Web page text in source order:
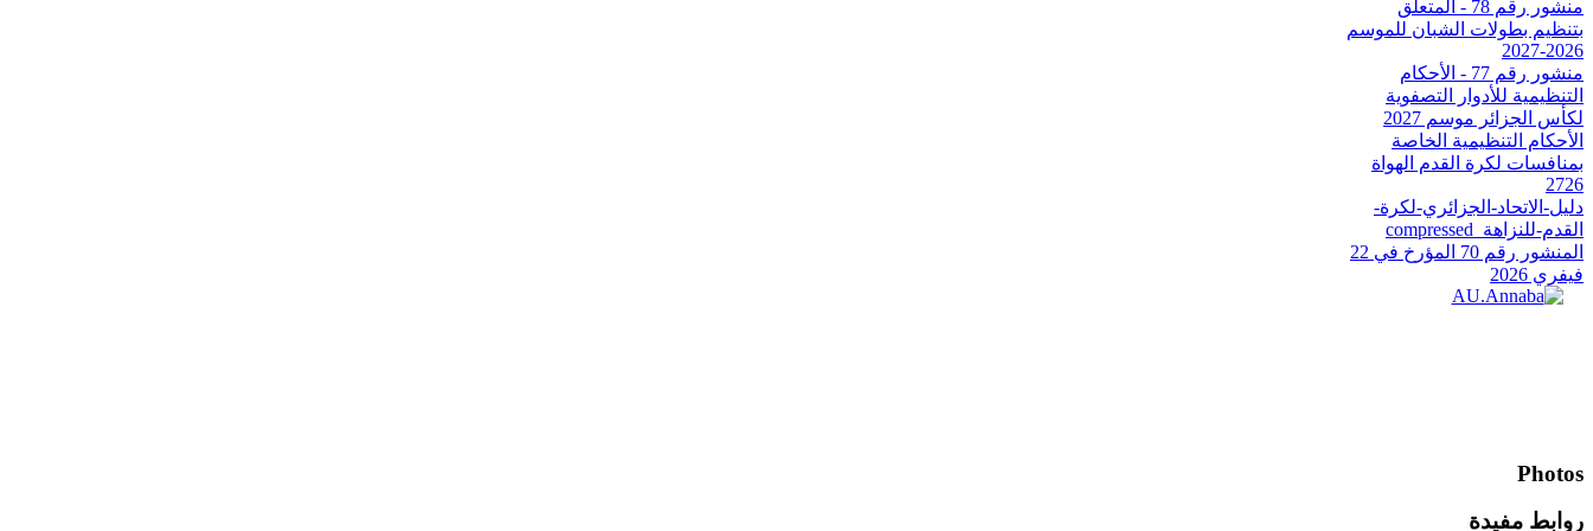
منشور رقم 78 - المتعلق
بتنظيم بطولات الشبان للموسم
2026-2027
منشور رقم 77 - الأحكام
التنظيمية للأدوار التصفوية
لكأس الجزائر موسم 2027
الأحكام التنظيمية الخاصة
بمنافسات لكرة القدم الهواة
2726
دليل-الاتحاد-الجزائري-لكرة-
القدم-للنزاهة_compressed
المنشور رقم 70 المؤرخ في 22
فيفري 2026
Photos
روابط مفيدة